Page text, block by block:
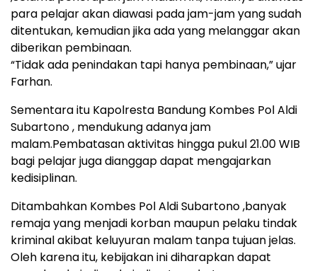
para pelajar akan diawasi pada jam-jam yang sudah
ditentukan, kemudian jika ada yang melanggar akan
diberikan pembinaan.
“Tidak ada penindakan tapi hanya pembinaan,” ujar
Farhan.
Sementara itu Kapolresta Bandung Kombes Pol Aldi
Subartono , mendukung adanya jam
malam.Pembatasan aktivitas hingga pukul 21.00 WIB
bagi pelajar juga dianggap dapat mengajarkan
kedisiplinan.
Ditambahkan Kombes Pol Aldi Subartono ,banyak
remaja yang menjadi korban maupun pelaku tindak
kriminal akibat keluyuran malam tanpa tujuan jelas.
Oleh karena itu, kebijakan ini diharapkan dapat